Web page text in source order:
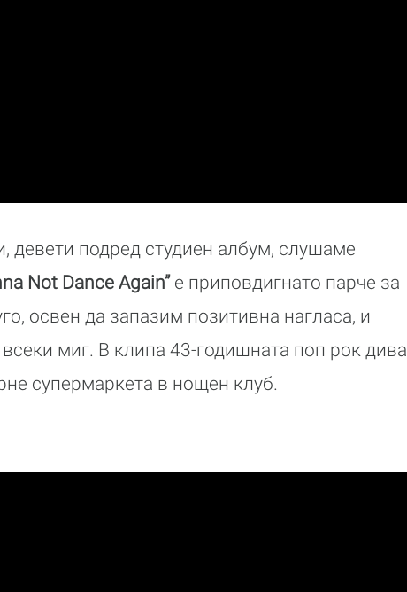
девети подред студиен албум, слушаме
Not Dance Again”е приповдигнато парче за
освен да запазим позитивна нагласа, и
миг. В клипа 43-годишната поп рок дива
супермаркета в нощен клуб.